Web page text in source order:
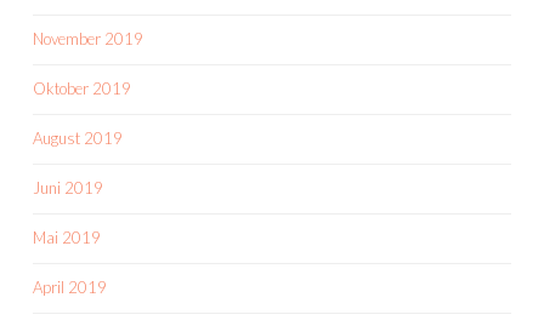
November 2019
Oktober 2019
August 2019
Juni 2019
Mai 2019
April 2019